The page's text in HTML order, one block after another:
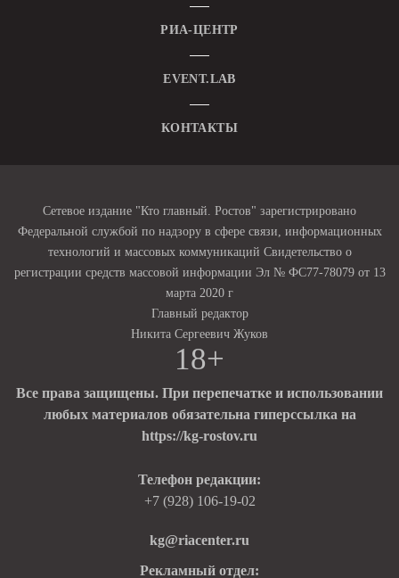
РИА-ЦЕНТР
EVENT.LAB
КОНТАКТЫ
Сетевое издание "Кто главный. Ростов" зарегистрировано
Федеральной службой по надзору в сфере связи, информационных
технологий и массовых коммуникаций Свидетельство о
регистрации средств массовой информации Эл № ФС77-78079 от 13
марта 2020 г
Главный редактор
Никита Сергеевич Жуков
18+
Все права защищены. При перепечатке и использовании
любых материалов обязательна гиперссылка на
https://kg-rostov.ru
Телефон редакции:
+7 (928) 106-19-02
kg@riacenter.ru
Рекламный отдел: